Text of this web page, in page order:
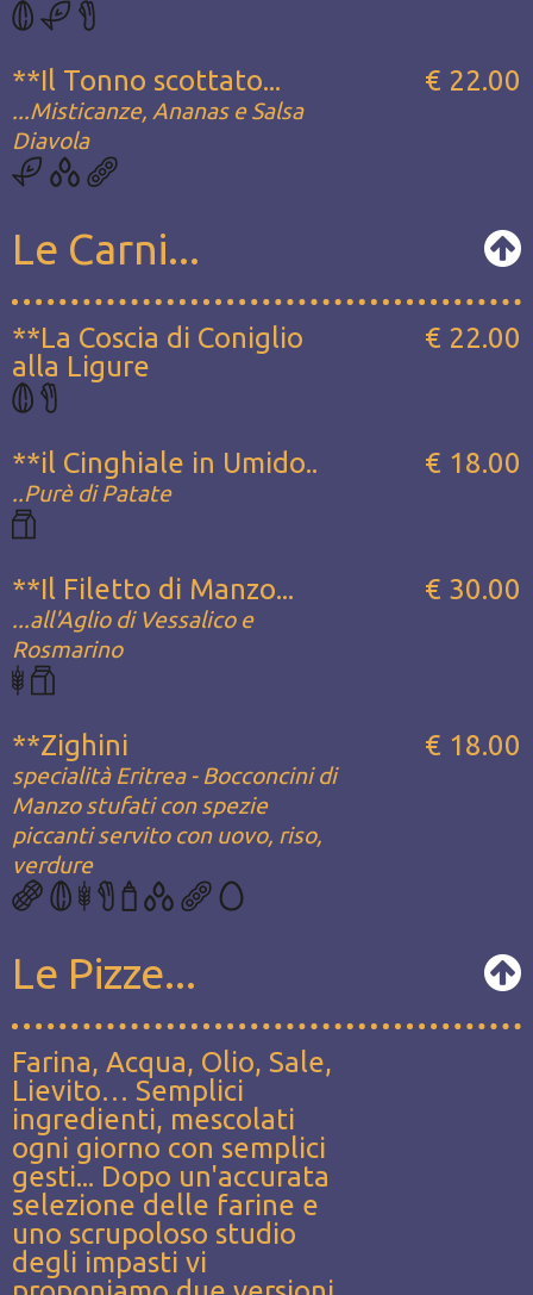
**Il Tonno scottato...
...Misticanze, Ananas e Salsa
Diavola
€ 22.00
Le Carni...
**La Coscia di Coniglio
alla Ligure
€ 22.00
**il Cinghiale in Umido..
..Purè di Patate
€ 18.00
**Il Filetto di Manzo...
...all'Aglio di Vessalico e
Rosmarino
€ 30.00
**Zighini
specialità Eritrea - Bocconcini di
Manzo stufati con spezie
piccanti servito con uovo, riso,
verdure
€ 18.00
Le Pizze...
Farina, Acqua, Olio, Sale,
Lievito… Semplici
ingredienti, mescolati
ogni giorno con semplici
gesti... Dopo un'accurata
selezione delle farine e
uno scrupoloso studio
degli impasti vi